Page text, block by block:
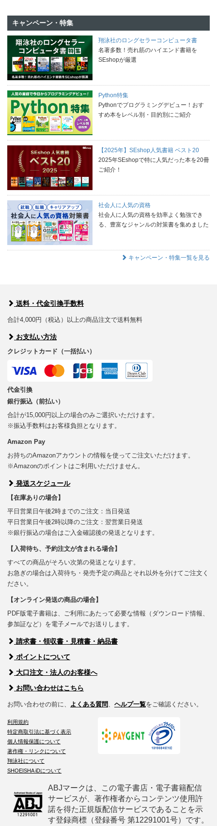
キャンペーン・特集
翔泳社のロングセラーコンピュータ書
名著多数！売れ筋のハイエンド書籍を
SEshopが厳選
Python特集
Pythonでプログラミングデビュー！おす
すめ本をレベル別・目的別にご紹介
【2025年】SEshop人気書籍 ベスト20
2025年SEshopで特に人気だった本を20冊
ご紹介！
社会人に人気の資格
社会人に人気の資格を効率よく勉強でき
る、豊富なジャンルの対策書を集めました
キャンペーン・特集一覧を見る
送料・代金引換手数料
合計4,000円（税込）以上の商品注文で送料無料
お支払い方法
クレジットカード（一括払い）
代金引換
銀行振込（前払い）
合計が15,000円以上の場合のみご選択いただけます。
※振込手数料はお客様負担となります。
Amazon Pay
お持ちのAmazonアカウントの情報を使ってご注文いただけます。
※Amazonのポイントはご利用いただけません。
発送スケジュール
【在庫ありの場合】
平日営業日午後2時までのご注文：当日発送
平日営業日午後2時以降のご注文：翌営業日発送
※銀行振込の場合はご入金確認後の発送となります。
【入荷待ち、予約注文が含まれる場合】
すべての商品がそろい次第の発送となります。
お急ぎの場合は入荷待ち・発売予定の商品とそれ以外を分けてご注文く
ださい。
【オンライン発送の商品の場合】
PDF版電子書籍は、ご利用にあたって必要な情報（ダウンロード情報、
参加証など）を電子メールでお送りします。
請求書・領収書・見積書・納品書
ポイントについて
大口注文・法人のお客様へ
お問い合わせはこちら
お問い合わせの前に、 よくある質問、 ヘルプ一覧をご確認ください。
利用規約
特定商取引法に基づく表示
個人情報保護について
著作権・リンクについて
翔泳社について
SHOEISHA iDについて
ABJマークは、この電子書店・電子書籍配信
サービスが、著作権者からコンテンツ使用許
諾を得た正規版配信サービスであることを示
す登録商標（登録番号 第12291001号）です。